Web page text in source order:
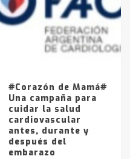
#Corazón de Mamá#
Una campaña para
cuidar la salud
cardiovascular
antes, durante y
después del
embarazo